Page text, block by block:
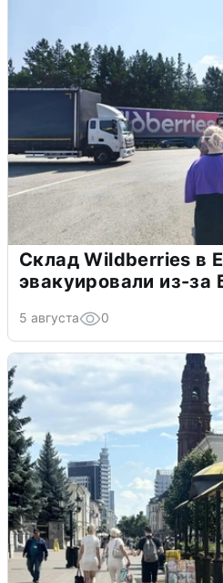
Склад Wildberries в
эвакуировали из-за
5 августа 0